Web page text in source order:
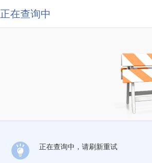
正在查询中
正在查询中，请刷新重试